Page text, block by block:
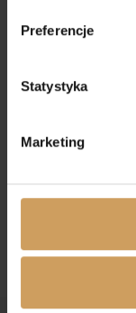
Preferencje
Statystyka
Marketing
Emilka